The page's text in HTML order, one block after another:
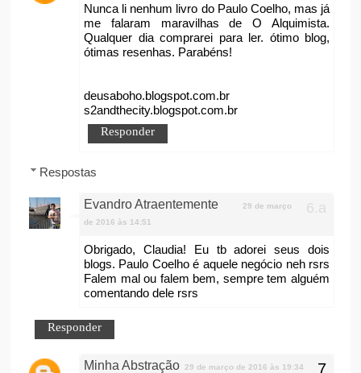
Nunca li nenhum livro do Paulo Coelho, mas já
me falaram maravilhas de O Alquimista.
Qualquer dia comprarei para ler. ótimo blog,
ótimas resenhas. Parabéns!
deusaboho.blogspot.com.br
s2andthecity.blogspot.com.br
Responder
Respostas
Evandro Atraentemente
29 de março
de 2016 às 14:51
Obrigado, Claudia! Eu tb adorei seus dois
blogs. Paulo Coelho é aquele negócio neh rsrs
Falem mal ou falem bem, sempre tem alguém
comentando dele rsrs
Responder
Minha Abstração 29 de março de 2016 às 19:34